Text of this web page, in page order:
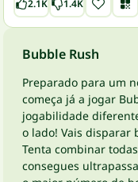
2.1K 1.4K
Bubble Rush
Preparado para um
começa já a jogar
jogabilidade
o lado! Vais disparar
Tenta combinar
consegues